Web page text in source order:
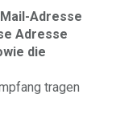
Adresse
Adresse
die
tragen